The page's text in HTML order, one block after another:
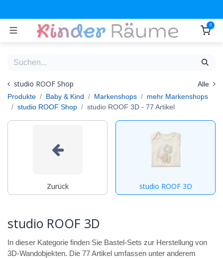
0
studio ROOF Shop
Alle
Produkte
Baby & Kind Markenshops
mehr Markenshops
studio ROOF Shop
studio ROOF 3D - 77 Artikel
Zurück studio ROOF 3D
studio ROOF 3D
In dieser Kategorie finden Sie Bastel-Sets zur Herstellung von
3D-Wandobjekten. Die 77 Artikel umfassen unter anderem